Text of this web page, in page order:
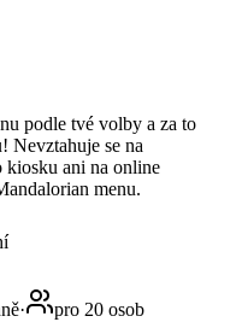
podle tvé volby a za to
Nevztahuje se na
kiosku ani na online
menu.
·
pro 20 osob